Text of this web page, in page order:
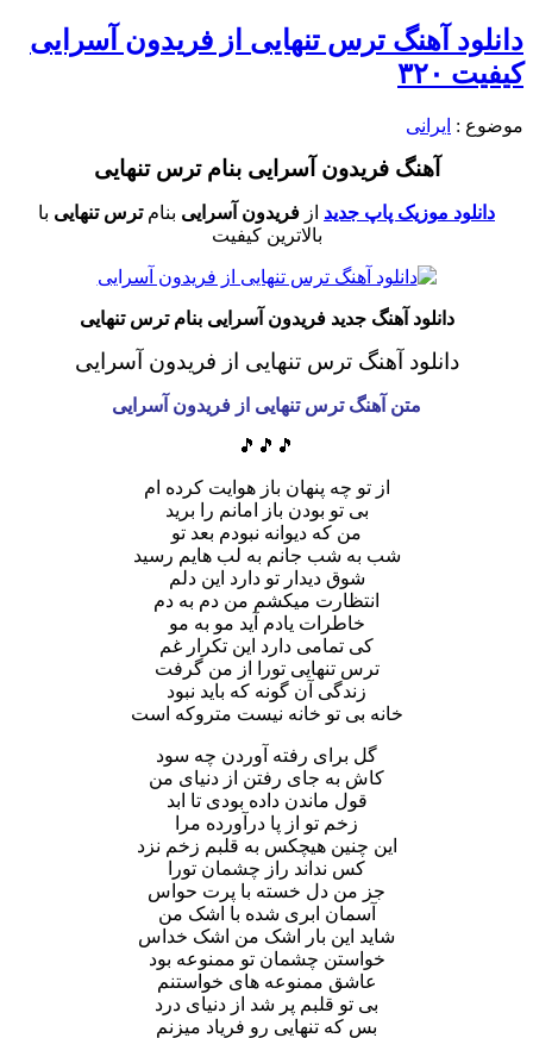
دانلود آهنگ ترس تنهایی از فریدون آسرایی
کیفیت ۳۲۰
موضوع : ایرانی
آهنگ فریدون آسرایی بنام ترس تنهایی
دانلود موزیک پاپ جدید از فریدون آسرایی بنامترس تنهایی با
بالاترین کیفیت
دانلود آهنگ جدید فریدون آسرایی بنام ترس تنهایی
دانلود آهنگ ترس تنهایی از فریدون آسرایی
متن آهنگ ترس تنهایی از فریدون آسرایی
🎵🎵🎵
از تو چه پنهان باز هوایت کرده ام
بی تو بودن باز امانم را برید
من که دیوانه نبودم بعد تو
شب به شب جانم به لب هایم رسید
شوق دیدار تو دارد این دلم
انتظارت میکشم من دم به دم
خاطرات یادم آید مو به مو
کی تمامی دارد این تکرار غم
ترس تنهایی تورا از من گرفت
زندگی آن گونه که باید نبود
خانه بی تو خانه نیست متروکه است
گل برای رفته آوردن چه سود
کاش به جای رفتن از دنیای من
قول ماندن داده بودی تا ابد
زخم تو از پا درآورده مرا
این چنین هیچکس به قلبم زخم نزد
کس نداند راز چشمان تورا
جز من دل خسته با پرت حواس
آسمان ابری شده با اشک من
شاید این بار اشک من اشک خداس
خواستن چشمان تو ممنوعه بود
عاشق ممنوعه های خواستنم
بی تو قلبم پر شد از دنیای درد
بس که تنهایی رو فریاد میزنم